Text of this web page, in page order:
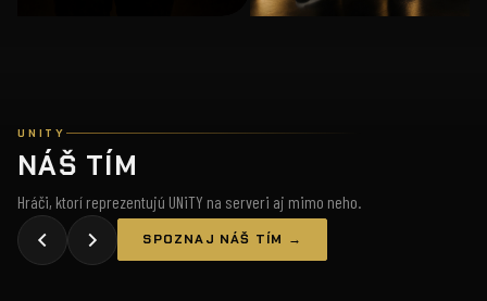
UNITY
NÁŠ TÍM
Hráči, ktorí reprezentujú UNiTY na serveri aj mimo neho.
SPOZNAJ NÁŠ TÍM →